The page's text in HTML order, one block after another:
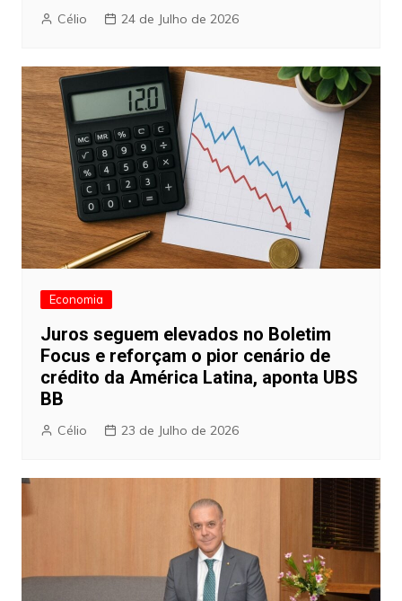
Célio 24 de Julho de 2026
Economia
Juros seguem elevados no Boletim
Focus e reforçam o pior cenário de
crédito da América Latina, aponta UBS
BB
Célio 23 de Julho de 2026